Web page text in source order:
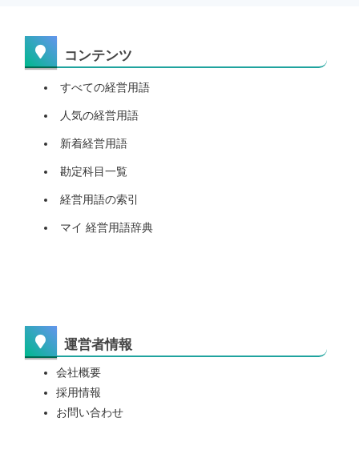
コンテンツ
すべての経営用語
人気の経営用語
新着経営用語
勘定科目一覧
経営用語の索引
マイ 経営用語辞典
運営者情報
会社概要
採用情報
お問い合わせ